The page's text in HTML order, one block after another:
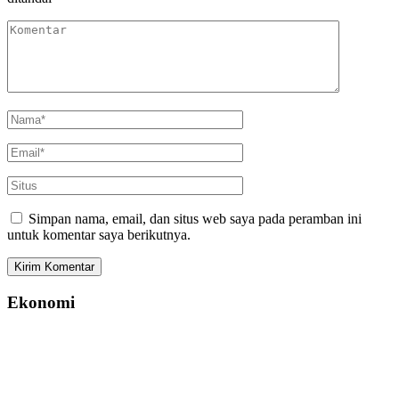
Simpan nama, email, dan situs web saya pada peramban ini
untuk komentar saya berikutnya.
Ekonomi